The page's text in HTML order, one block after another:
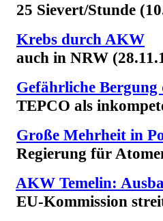
25 Sievert/Stunde
Krebs durch AKW
auch in NRW
Gefährliche Bergung
TEPCO als
Große Mehrheit in
Regierung für
AKW Temelin:
EU-Kommission